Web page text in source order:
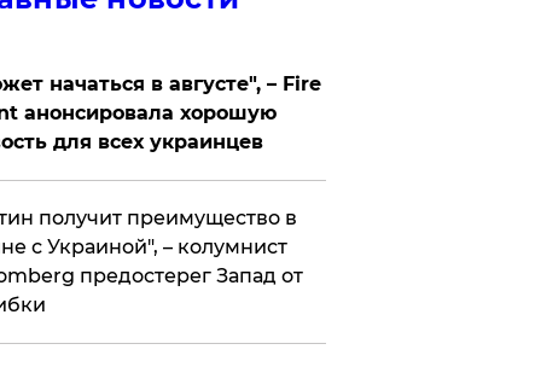
начаться в августе", – Fire
анонсировала хорошую
для всех украинцев
получит преимущество в
с Украиной", – колумнист
предостерег Запад от